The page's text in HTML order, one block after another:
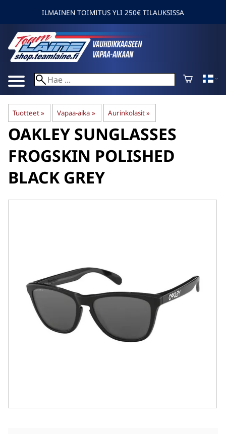
ILMAINEN TOIMITUS YLI 250€ TILAUKSISSA
Tuotteet‪» Vapaa-aika ‪» Aurinkolasit‪»
OAKLEY SUNGLASSES
FROGSKIN POLISHED
BLACK GREY